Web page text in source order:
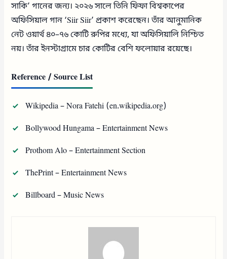
সাকি’ গানের জন্য। ২০২৬ সালে তিনি ফিফা বিশ্বকাপের
অফিসিয়াল গান ‘Siir Siir’ প্রকাশ করেছেন। তাঁর আনুমানিক
নেট ওয়ার্থ ৪০–৭৬ কোটি রুপির মধ্যে, যা অফিসিয়ালি নিশ্চিত
নয়। তাঁর ইনস্টাগ্রামে চার কোটির বেশি ফলোয়ার রয়েছে।
Reference / Source List
Wikipedia – Nora Fatehi (en.wikipedia.org)
Bollywood Hungama – Entertainment News
Prothom Alo – Entertainment Section
ThePrint – Entertainment News
Billboard – Music News